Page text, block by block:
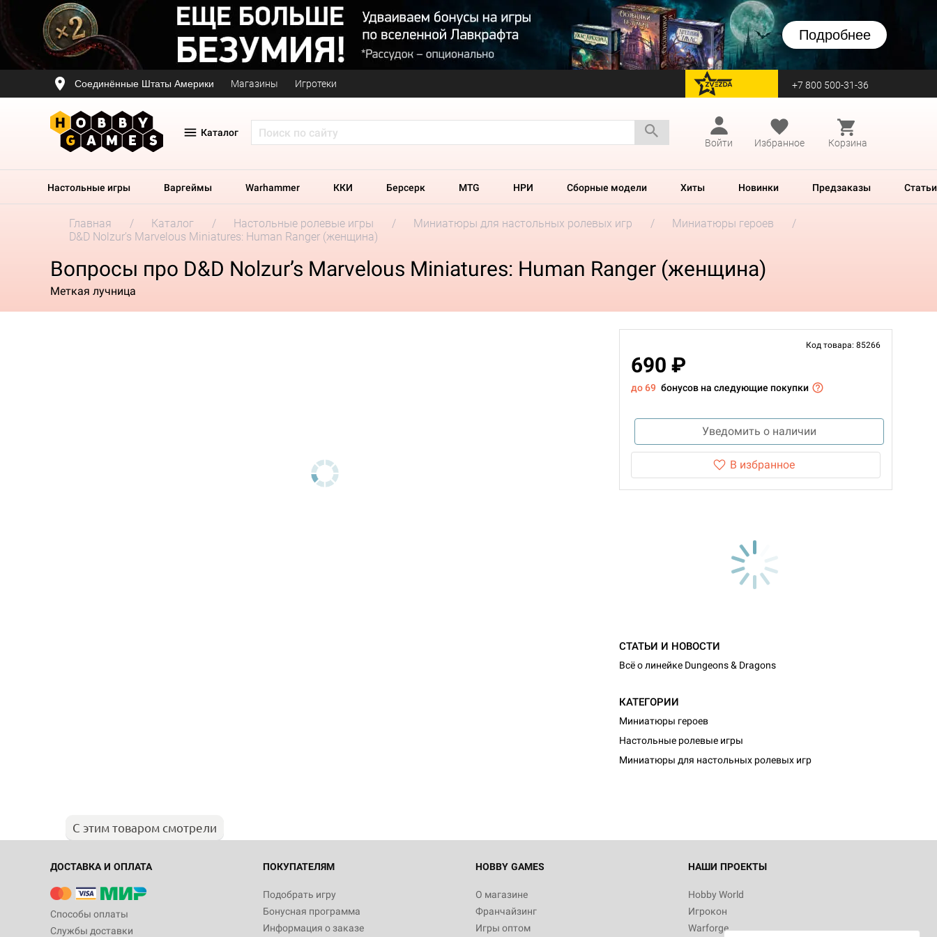
Подробнее
Соединённые Штаты Америки Магазины Игротеки перейти на Zvezda +7 800 500-31-36
Каталог
Войти
Избранное Корзина
Настольные игры Варгеймы Warhammer ККИ Берсерк MTG НРИ Сборные модели Хиты Новинки Предзаказы Статьи
Главная Каталог Настольные ролевые игры Миниатюры для настольных ролевых игр
Миниатюры героев
D&D Nolzur’s Marvelous Miniatures: Human Ranger (женщина)
Вопросы про D&D Nolzur’s Marvelous Miniatures: Human Ranger (женщина)
Меткая лучница
Код товара: 85266
690 ₽
до 69 бонусов на следующие покупки
Уведомить о наличии
В избранное
СТАТЬИ И НОВОСТИ
Всё о линейке Dungeons & Dragons
КАТЕГОРИИ
Миниатюры героев
Настольные ролевые игры
Миниатюры для настольных ролевых игр
С этим товаром смотрели
ДОСТАВКА И ОПЛАТА
Способы оплаты
Службы доставки
ПОКУПАТЕЛЯМ
Подобрать игру
Бонусная программа
Информация о заказе
HOBBY GAMES
О магазине
Франчайзинг
Игры оптом
НАШИ ПРОЕКТЫ
Hobby World
Игрокон
Warforge